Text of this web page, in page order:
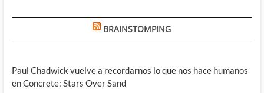
BRAINSTOMPING
Paul Chadwick vuelve a recordarnos lo que nos hace humanos
en Concrete: Stars Over Sand